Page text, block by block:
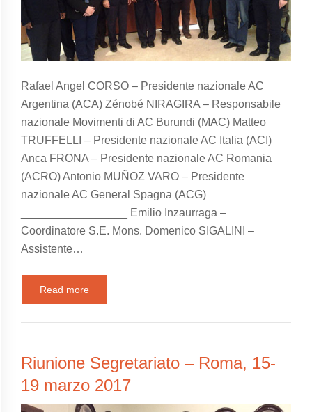
Rafael Angel CORSO – Presidente nazionale AC
Argentina (ACA) Zénobé NIRAGIRA – Responsabile
nazionale Movimenti di AC Burundi (MAC) Matteo
TRUFFELLI – Presidente nazionale AC Italia (ACI)
Anca FRONA – Presidente nazionale AC Romania
(ACRO) Antonio MUÑOZ VARO – Presidente
nazionale AC General Spagna (ACG)
_________________ Emilio Inzaurraga –
Coordinatore S.E. Mons. Domenico SIGALINI –
Assistente…
Read more
Riunione Segretariato – Roma, 15-
19 marzo 2017